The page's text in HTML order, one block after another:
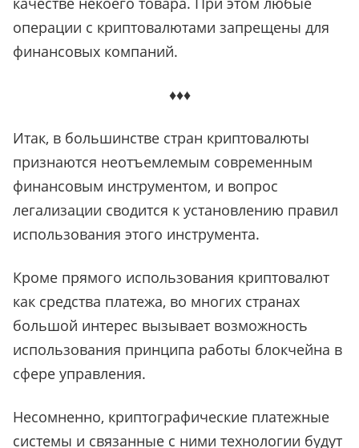
операции с криптовалютами запрещены для
финансовых компаний.
♦♦♦
Итак, в большинстве стран криптовалюты
признаются неотъемлемым современным
финансовым инструментом, и вопрос
легализации сводится к установлению правил
использования этого инструмента.
Кроме прямого использования криптовалют
как средства платежа, во многих странах
большой интерес вызывает возможность
использования принципа работы блокчейна в
сфере управления.
Несомненно, криптографические платежные
системы и связанные с ними технологии будут